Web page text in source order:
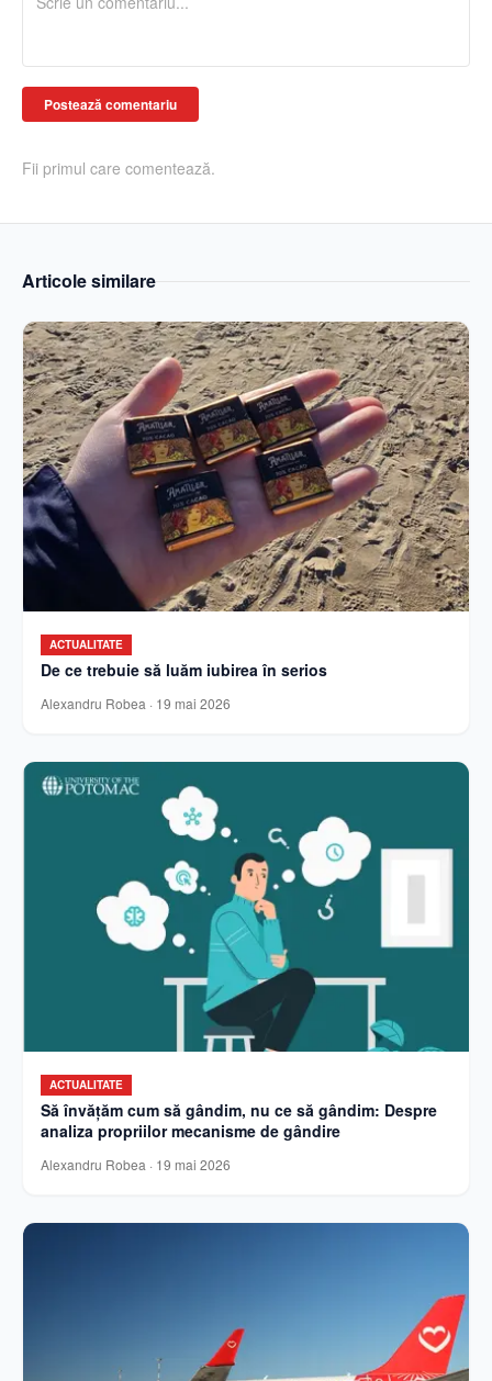
Postează comentariu
Fii primul care comentează.
Articole similare
ACTUALITATE
De ce trebuie să luăm iubirea în serios
Alexandru Robea · 19 mai 2026
ACTUALITATE
Să învățăm cum să gândim, nu ce să gândim: Despre
analiza propriilor mecanisme de gândire
Alexandru Robea · 19 mai 2026